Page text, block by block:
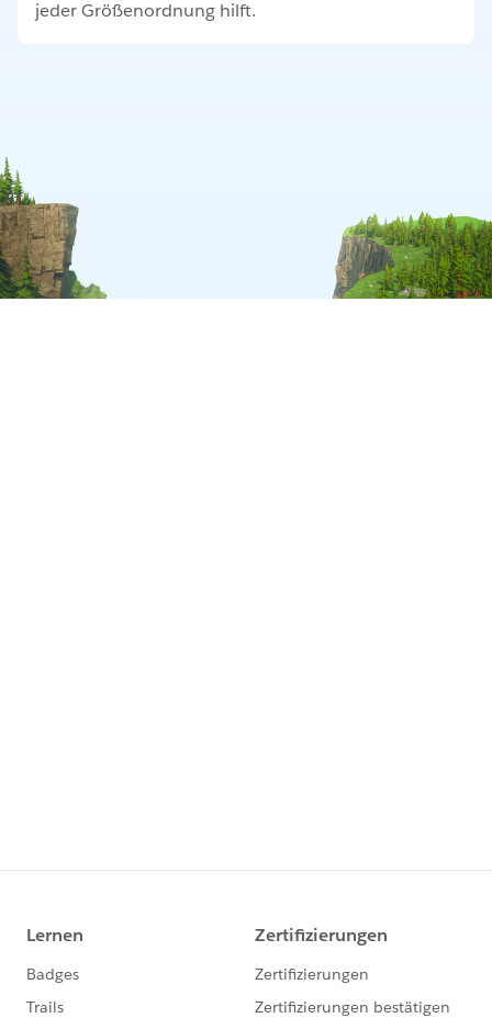
jeder Größenordnung hilft.